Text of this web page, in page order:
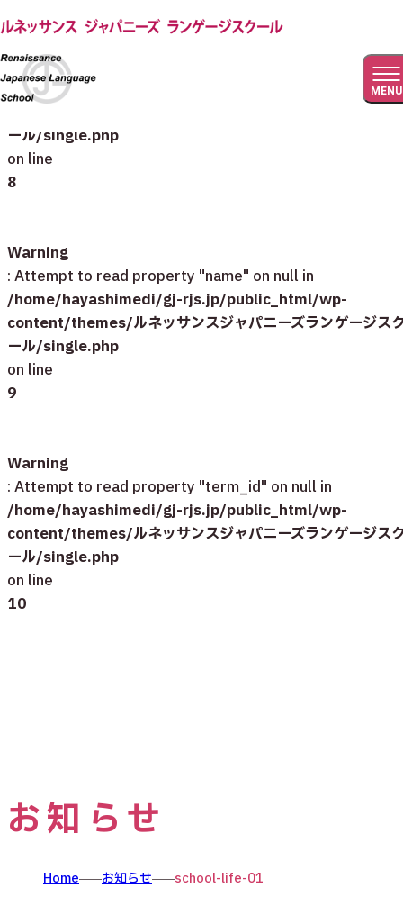
: Undefined array key 0 in
/home/hayashimedi/gj-rjs.jp/public_html/wp-
ール/single.php
on line
8
Warning
: Attempt to read property "name" on null in
/home/hayashimedi/gj-rjs.jp/public_html/wp-
content/themes/ルネッサンスジャパニーズランゲージス
ール/single.php
on line
9
Warning
: Attempt to read property "term_id" on null in
/home/hayashimedi/gj-rjs.jp/public_html/wp-
content/themes/ルネッサンスジャパニーズランゲージス
ール/single.php
on line
10
MENU
お知らせ
Home お知らせ school-life-01